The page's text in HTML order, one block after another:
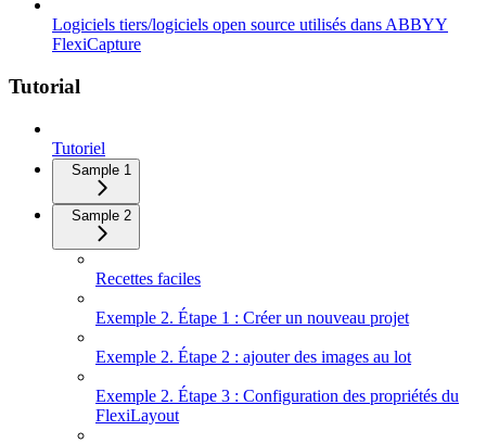
Logiciels tiers/logiciels open source utilisés dans ABBYY
FlexiCapture
Tutorial
Tutoriel
Sample 1
Sample 2
Recettes faciles
Exemple 2. Étape 1 : Créer un nouveau projet
Exemple 2. Étape 2 : ajouter des images au lot
Exemple 2. Étape 3 : Configuration des propriétés du
FlexiLayout